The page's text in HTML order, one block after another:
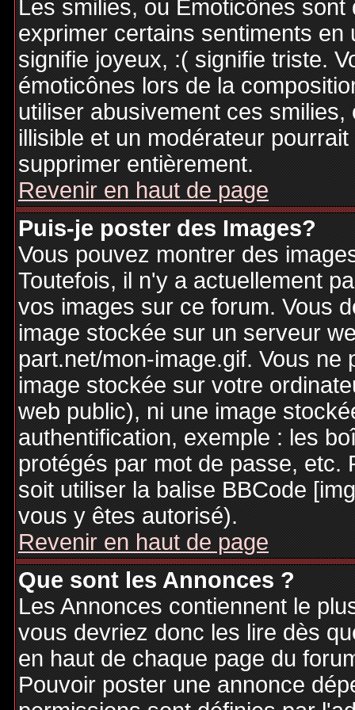
Les smilies, ou Emoticônes
exprimer certains sentiments
signifie joyeux, :( signifie triste.
émoticônes lors de la
utiliser abusivement ces
illisible et un modérateur
supprimer entièrement.
Revenir en haut de page
Puis-je poster des Images?
Vous pouvez montrer des
Toutefois, il n'y a actuellement
vos images sur ce forum. Vous
image stockée sur un serveur
part.net/mon-image.gif. Vous
image stockée sur votre
web public), ni une image
authentification, exemple : les
protégés par mot de passe, etc.
soit utiliser la balise BBCode
vous y êtes autorisé).
Revenir en haut de page
Que sont les Annonces ?
Les Annonces contiennent le
vous devriez donc les lire dès
en haut de chaque page du
Pouvoir poster une annonce